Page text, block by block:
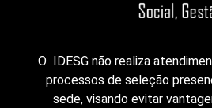
O IDESG não realiza
processos de seleção
sede, visando evitar